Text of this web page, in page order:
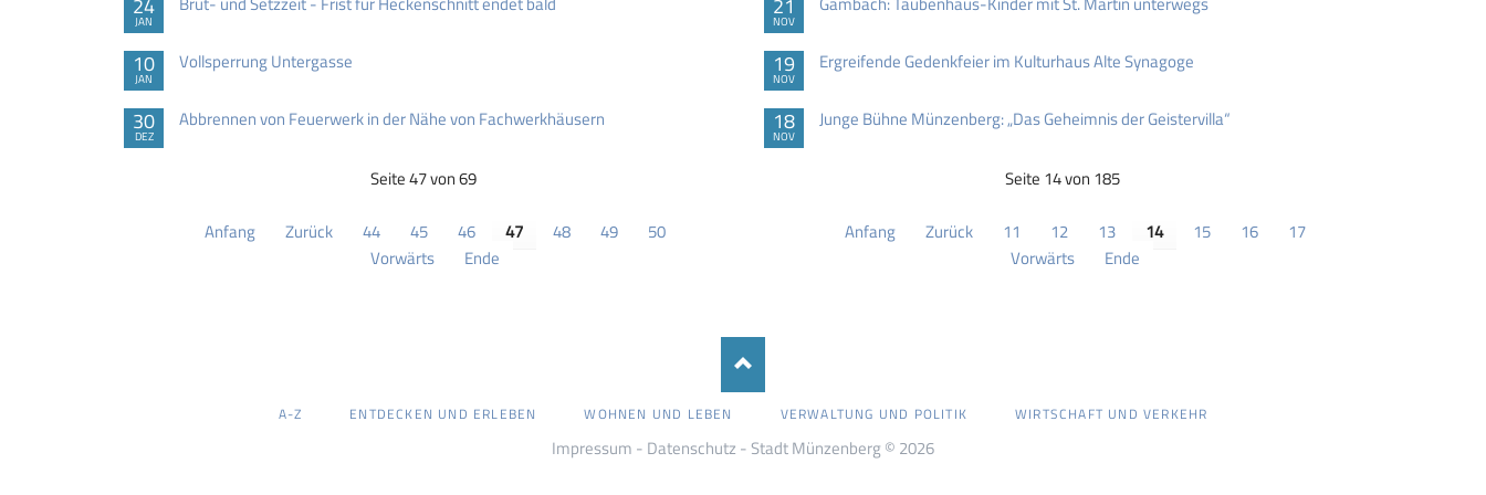
JAN
10
JAN
Vollsperrung Untergasse
30
DEZ
Abbrennen von Feuerwerk in der Nähe von Fachwerkhäusern
Seite 47 von 69
Anfang Zurück 44 45 46 47 48 49
50
Vorwärts
Ende
NOV
19
NOV
Ergreifende Gedenkfeier im Kulturhaus Alte Synagoge
18
NOV
Junge Bühne Münzenberg: „Das Geheimnis der Geistervilla“
Seite 14 von 185
Anfang Zurück 11 12 13 14 15 16
17
Vorwärts
Ende
ÜBERSPRINGEN
A-Z ENTDECKEN UND ERLEBEN WOHNEN UND LEBEN VERWALTUNG UND POLITIK WIRTSCHAFT UND VERKEHR
Impressum - Datenschutz - Stadt Münzenberg © 2026